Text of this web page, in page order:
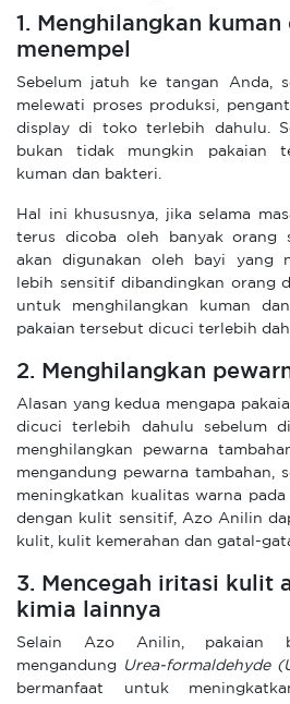
1. Menghilangkan
menempel
Sebelum jatuh ke tangan Anda,
melewati proses produksi,
display di toko terlebih dahulu.
bukan tidak mungkin pakaian
kuman dan bakteri.
Hal ini khususnya, jika selama
terus dicoba oleh banyak orang
akan digunakan oleh bayi yang
lebih sensitif dibandingkan orang
untuk menghilangkan kuman
pakaian tersebut dicuci terlebih
2. Menghilangkan
Alasan yang kedua mengapa
dicuci terlebih dahulu sebelum
menghilangkan pewarna
mengandung pewarna tambahan,
meningkatkan kualitas warna
dengan kulit sensitif, Azo Anilin
kulit, kulit kemerahan dan gatal-
3. Mencegah iritasi kulit
kimia lainnya
Selain Azo Anilin, pakaian
mengandung
Urea-formaldehyde
bermanfaat untuk